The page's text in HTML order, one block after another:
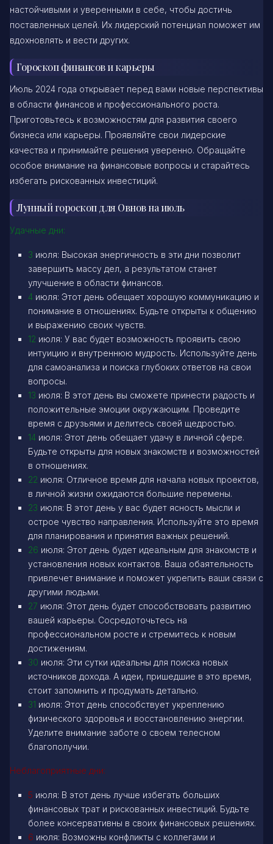
настойчивыми и уверенными в себе, чтобы достичь
поставленных целей. Их лидерский потенциал поможет им
вдохновлять и вести других.
Гороскоп финансов и карьеры
Июль 2024 года открывает перед вами новые перспективы
в области финансов и профессионального роста.
Приготовьтесь к возможностям для развития своего
бизнеса или карьеры. Проявляйте свои лидерские
качества и принимайте решения уверенно. Обращайте
особое внимание на финансовые вопросы и старайтесь
избегать рискованных инвестиций.
Лунный гороскоп для Овнов на июль
Удачные дни:
3 июля: Высокая энергичность в эти дни позволит
завершить массу дел, а результатом станет
улучшение в области финансов.
4 июля: Этот день обещает хорошую коммуникацию и
понимание в отношениях. Будьте открыты к общению
и выражению своих чувств.
12 июля: У вас будет возможность проявить свою
интуицию и внутреннюю мудрость. Используйте день
для самоанализа и поиска глубоких ответов на свои
вопросы.
13 июля: В этот день вы сможете принести радость и
положительные эмоции окружающим. Проведите
время с друзьями и делитесь своей щедростью.
14 июля: Этот день обещает удачу в личной сфере.
Будьте открыты для новых знакомств и возможностей
в отношениях.
22 июля: Отличное время для начала новых проектов,
в личной жизни ожидаются большие перемены.
23 июля: В этот день у вас будет ясность мысли и
острое чувство направления. Используйте это время
для планирования и принятия важных решений.
26 июля: Этот день будет идеальным для знакомств и
установления новых контактов. Ваша обаятельность
привлечет внимание и поможет укрепить ваши связи с
другими людьми.
27 июля: Этот день будет способствовать развитию
вашей карьеры. Сосредоточьтесь на
профессиональном росте и стремитесь к новым
достижениям.
30 июля: Эти сутки идеальны для поиска новых
источников дохода. А идеи, пришедшие в это время,
стоит запомнить и продумать детально.
31 июля: Этот день способствует укреплению
физического здоровья и восстановлению энергии.
Уделите внимание заботе о своем телесном
благополучии.
Неблагоприятные дни:
5 июля: В этот день лучше избегать больших
финансовых трат и рискованных инвестиций. Будьте
более консервативны в своих финансовых решениях.
6 июля: Возможны конфликты с коллегами и